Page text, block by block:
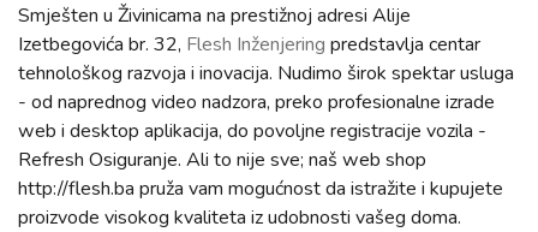
Smješten u Živinicama na prestižnoj adresi Alije
Izetbegovića br. 32, Flesh Inženjering predstavlja centar
tehnološkog razvoja i inovacija. Nudimo širok spektar usluga
- od naprednog video nadzora, preko profesionalne izrade
web i desktop aplikacija, do povoljne registracije vozila -
Refresh Osiguranje. Ali to nije sve; naš web shop
http://flesh.ba pruža vam mogućnost da istražite i kupujete
proizvode visokog kvaliteta iz udobnosti vašeg doma.